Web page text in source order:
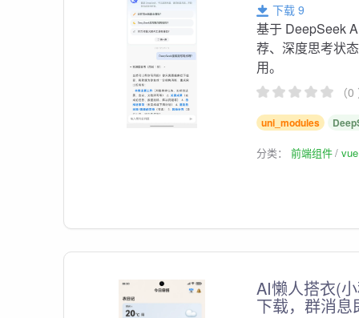
下载 9
基于 DeepSeek
荐、深度思考状
用。
（
uni_modules
分类：前端组件
AI懒人搭衣(
下载，群消息